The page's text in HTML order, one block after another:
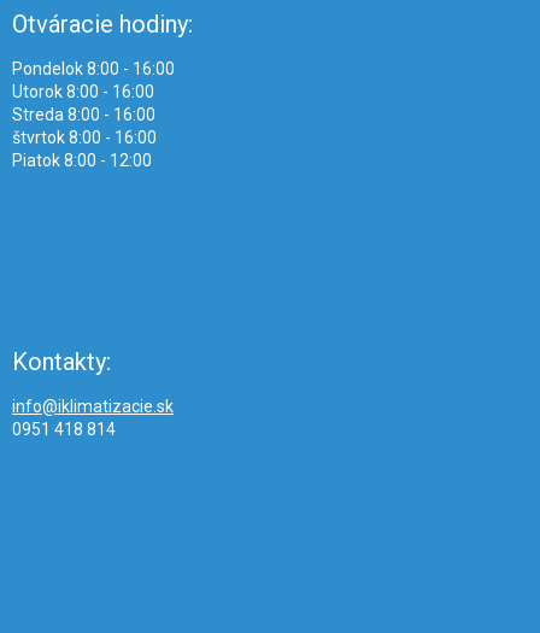
Otváracie hodiny:
Pondelok 8:00 - 16:00
Utorok 8:00 - 16:00
Streda 8:00 - 16:00
štvrtok 8:00 - 16:00
Piatok 8:00 - 12:00
Kontakty:
info@iklimatizacie.sk
0951 418 814